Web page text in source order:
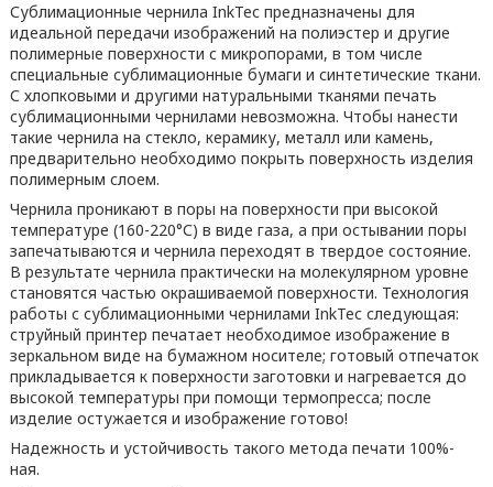
Сублимационные чернила InkТес предназначены для
идеальной передачи изображений на полиэстер и другие
полимерные поверхности с микропорами, в том числе
специальные сублимационные бумаги и синтетические ткани.
С хлопковыми и другими натуральными тканями печать
сублимационными чернилами невозможна. Чтобы нанести
такие чернила на стекло, керамику, металл или камень,
предварительно необходимо покрыть поверхность изделия
полимерным слоем.
Чернила проникают в поры на поверхности при высокой
температуре (160-220°С) в виде газа, а при остывании поры
запечатываются и чернила переходят в твердое состояние.
В результате чернила практически на молекулярном уровне
становятся частью окрашиваемой поверхности. Технология
работы с сублимационными чернилами InkТес следующая:
струйный принтер печатает необходимое изображение в
зеркальном виде на бумажном носителе; готовый отпечаток
прикладывается к поверхности заготовки и нагревается до
высокой температуры при помощи термопресса; после
изделие остужается и изображение готово!
Надежность и устойчивость такого метода печати 100%-
ная.